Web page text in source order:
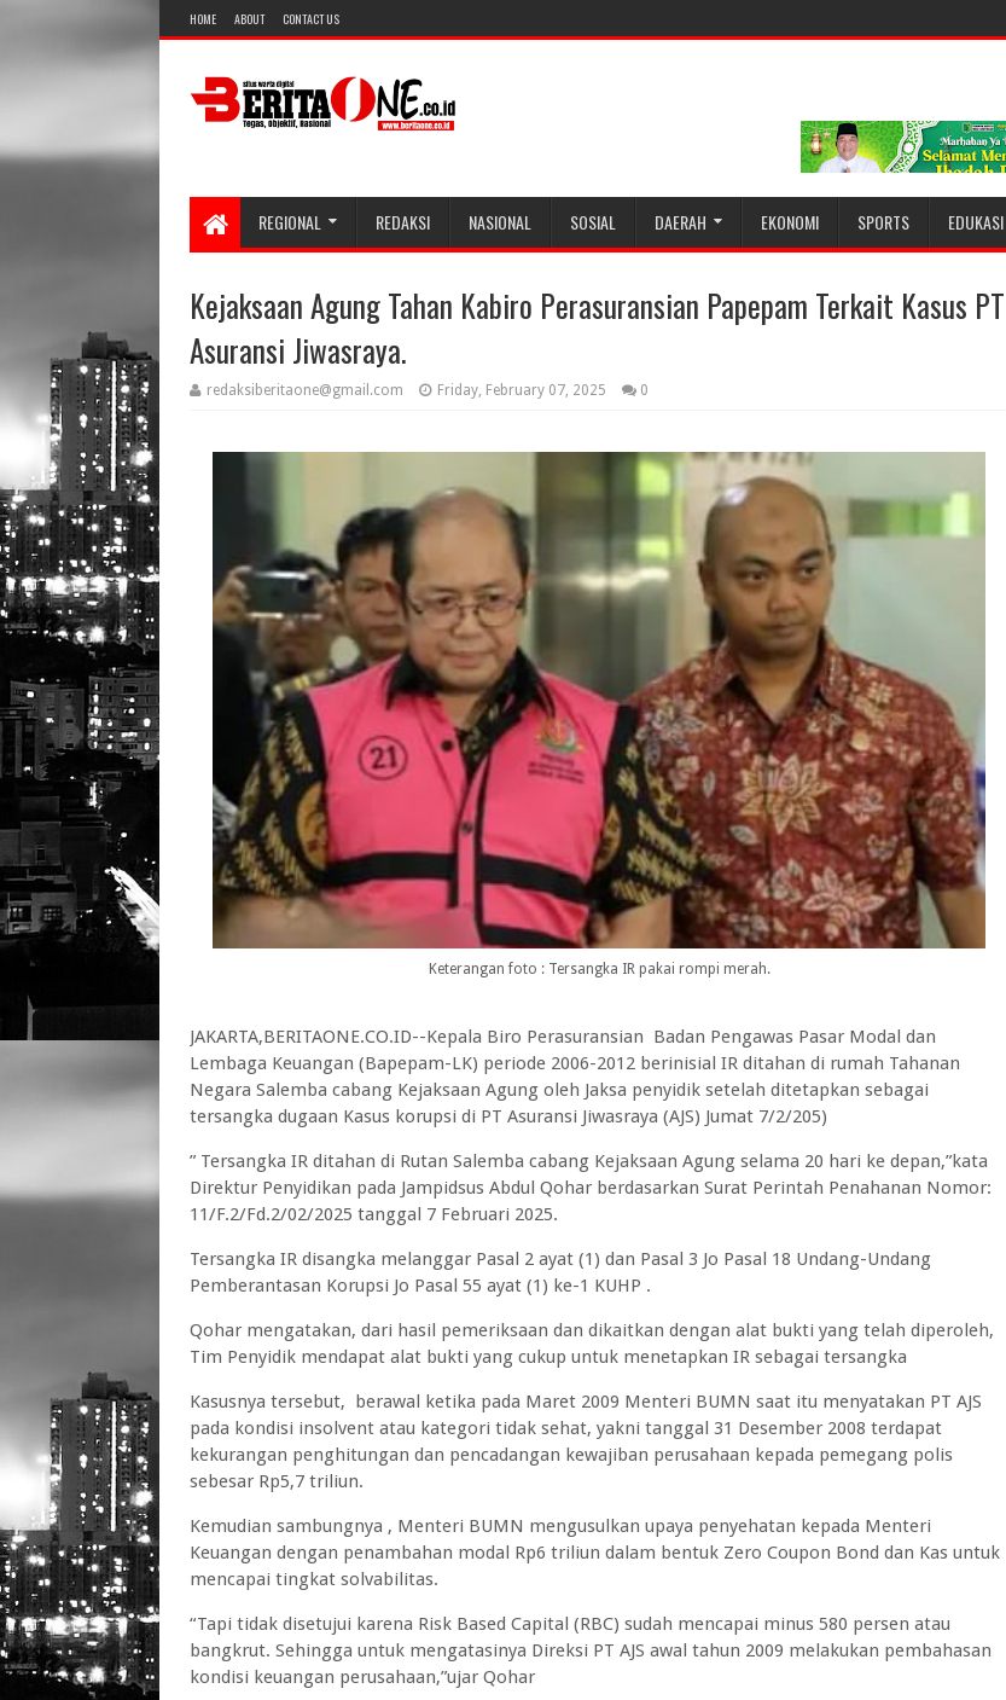
HOME ABOUT CONTACT US
REGIONAL REDAKSI NASIONAL SOSIAL DAERAH EKONOMI SPORTS EDUKASI
Kejaksaan Agung Tahan Kabiro Perasuransian Papepam Terkait Kasus PT
Asuransi Jiwasraya.
redaksiberitaone@gmail.com Friday, February 07, 2025 0
Keterangan foto : Tersangka IR pakai rompi merah.
JAKARTA,BERITAONE.CO.ID--Kepala Biro Perasuransian Badan Pengawas Pasar Modal dan
Lembaga Keuangan (Bapepam-LK) periode 2006-2012 berinisial IR ditahan di rumah Tahanan
Negara Salemba cabang Kejaksaan Agung oleh Jaksa penyidik setelah ditetapkan sebagai
tersangka dugaan Kasus korupsi di PT Asuransi Jiwasraya (AJS) Jumat 7/2/205)
” Tersangka IR ditahan di Rutan Salemba cabang Kejaksaan Agung selama 20 hari ke depan,”kata
Direktur Penyidikan pada Jampidsus Abdul Qohar berdasarkan Surat Perintah Penahanan Nomor:
11/F.2/Fd.2/02/2025 tanggal 7 Februari 2025.
Tersangka IR disangka melanggar Pasal 2 ayat (1) dan Pasal 3 Jo Pasal 18 Undang-Undang
Pemberantasan Korupsi Jo Pasal 55 ayat (1) ke-1 KUHP .
Qohar mengatakan, dari hasil pemeriksaan dan dikaitkan dengan alat bukti yang telah diperoleh,
Tim Penyidik mendapat alat bukti yang cukup untuk menetapkan IR sebagai tersangka
Kasusnya tersebut, berawal ketika pada Maret 2009 Menteri BUMN saat itu menyatakan PT AJS
pada kondisi insolvent atau kategori tidak sehat, yakni tanggal 31 Desember 2008 terdapat
kekurangan penghitungan dan pencadangan kewajiban perusahaan kepada pemegang polis
sebesar Rp5,7 triliun.
Kemudian sambungnya , Menteri BUMN mengusulkan upaya penyehatan kepada Menteri
Keuangan dengan penambahan modal Rp6 triliun dalam bentuk Zero Coupon Bond dan Kas untuk
mencapai tingkat solvabilitas.
“Tapi tidak disetujui karena Risk Based Capital (RBC) sudah mencapai minus 580 persen atau
bangkrut. Sehingga untuk mengatasinya Direksi PT AJS awal tahun 2009 melakukan pembahasan
kondisi keuangan perusahaan,”ujar Qohar